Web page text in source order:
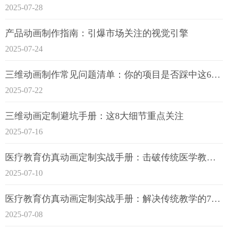
2025-07-28
产品动画制作指南：引爆市场关注的视觉引擎
2025-07-24
三维动画制作常见问题清单：你的项目是否踩中这6大技术雷区？
2025-07-22
三维动画定制避坑手册：这8大细节重点关注
2025-07-16
医疗教育仿真动画定制实战手册：击破传统医学教育7大痛点
2025-07-10
医疗教育仿真动画定制实战手册：解决传统教学的7大痛点
2025-07-08